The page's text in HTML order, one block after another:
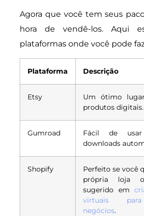
Agora que você tem seus
hora de vendê-los. Aqui
plataformas onde você pode
Plataforma Descrição
Etsy
Um ótimo
produtos digitais.
Gumroad
Fácil de
downloads
Shopify
Perfeito se você
própria loja
sugerido em
virtuais
negócios.